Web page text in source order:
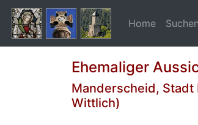
Home Suchen
Ehemaliger
Manderscheid,
Wittlich)